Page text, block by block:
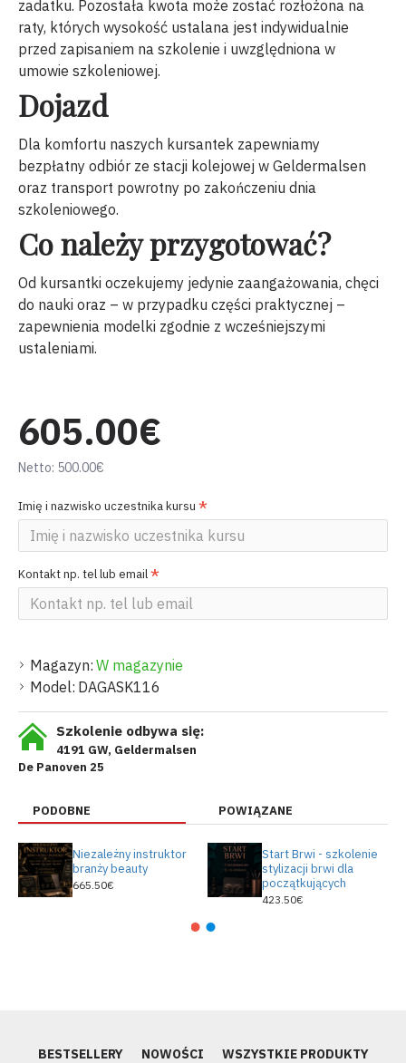
zadatku. Pozostała kwota może zostać rozłożona na
raty, których wysokość ustalana jest indywidualnie
przed zapisaniem na szkolenie i uwzględniona w
umowie szkoleniowej.
Dojazd
Dla komfortu naszych kursantek zapewniamy
bezpłatny odbiór ze stacji kolejowej w Geldermalsen
oraz transport powrotny po zakończeniu dnia
szkoleniowego.
Co należy przygotować?
Od kursantki oczekujemy jedynie zaangażowania, chęci
do nauki oraz – w przypadku części praktycznej –
zapewnienia modelki zgodnie z wcześniejszymi
ustaleniami.
Magazyn: W magazynie
Model: DAGASK116
605.00€
Netto: 500.00€
Imię i nazwisko uczestnika kursu
Kontakt np. tel lub email
PODOBNE POWIĄZANE
Niezależny instruktor
branży beauty
665.50€
Start Brwi - szkolenie
stylizacji brwi dla
początkujących
423.50€
Szkolenie odbywa się:
4191 GW, Geldermalsen
De Panoven 25
BESTSELLERY NOWOŚCI WSZYSTKIE PRODUKTY